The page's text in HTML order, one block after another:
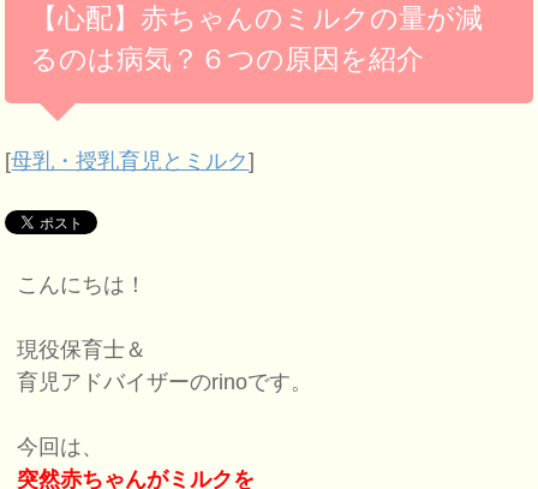
【心配】赤ちゃんのミルクの量が減
るのは病気？６つの原因を紹介
[母乳・授乳育児とミルク]
こんにちは！
現役保育士＆
育児アドバイザーのrinoです。
今回は、
突然赤ちゃんがミルクを